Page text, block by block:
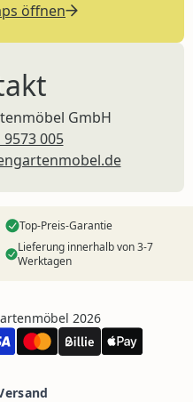
öffnen
GmbH
9573 005
Top-Preis-Garantie
Lieferung innerhalb von 3-7
Werktagen
2026